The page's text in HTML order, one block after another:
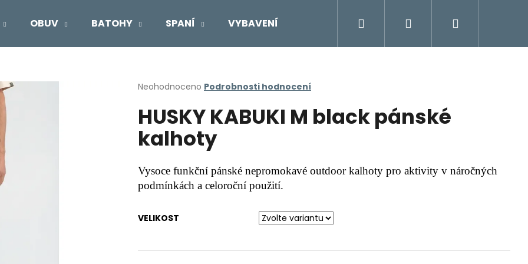
OBUV BATOHY SPANÍ VYBAVENÍ Moje objednávka
Přihlášení
Průměrné
produktu
je
0,0
hvězdiček.
Neohodnoceno Podrobnosti hodnocení
HUSKY KABUKI M black pánské
kalhoty
Vysoce funkční pánské nepromokavé outdoor kalhoty pro aktivity v náročných
podmínkách a celoroční použití.
VELIKOST
HLEDAT